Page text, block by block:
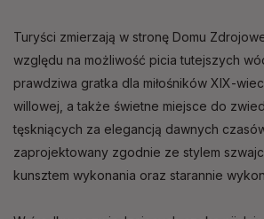
Turyści zmierzają w stronę Domu
względu na możliwość picia tutejszych
prawdziwa gratka dla miłośników XIX-
willowej, a także świetne miejsce do
tęskniących za elegancją dawnych
zaprojektowany zgodnie ze stylem
kunsztem wykonania oraz starannie